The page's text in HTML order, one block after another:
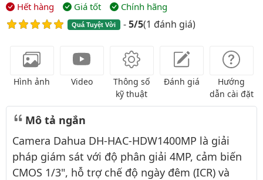
Hết hàng Giá tốt Chính hãng
Quá Tuyệt Vời -5/5(1 đánh giá)
Hình ảnh Video
Thông số
kỹ thuật
Đánh giá
Hướng
dẫn cài đặt
Mô tả ngắn
Camera Dahua DH-HAC-HDW1400MP là giải
pháp giám sát với độ phân giải 4MP, cảm biến
CMOS 1/3", hỗ trợ chế độ ngày đêm (ICR) và